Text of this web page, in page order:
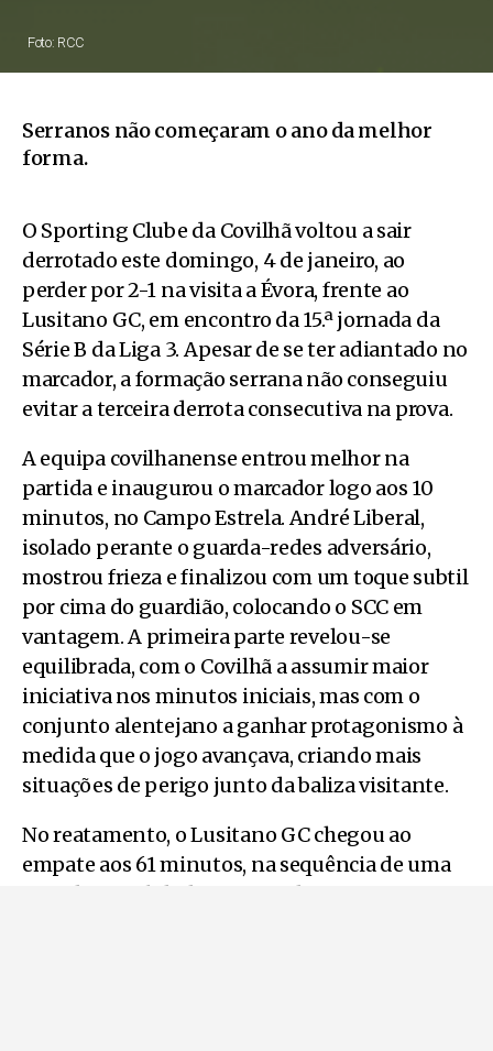
Foto: RCC
Serranos não começaram o ano da melhor
forma.
O Sporting Clube da Covilhã voltou a sair
derrotado este domingo, 4 de janeiro, ao
perder por 2-1 na visita a Évora, frente ao
Lusitano GC, em encontro da 15.ª jornada da
Série B da Liga 3. Apesar de se ter adiantado no
marcador, a formação serrana não conseguiu
evitar a terceira derrota consecutiva na prova.
A equipa covilhanense entrou melhor na
partida e inaugurou o marcador logo aos 10
minutos, no Campo Estrela. André Liberal,
isolado perante o guarda-redes adversário,
mostrou frieza e finalizou com um toque subtil
por cima do guardião, colocando o SCC em
vantagem. A primeira parte revelou-se
equilibrada, com o Covilhã a assumir maior
iniciativa nos minutos iniciais, mas com o
conjunto alentejano a ganhar protagonismo à
medida que o jogo avançava, criando mais
situações de perigo junto da baliza visitante.
No reatamento, o Lusitano GC chegou ao
empate aos 61 minutos, na sequência de uma
grande penalidade convertida por João Pinto.